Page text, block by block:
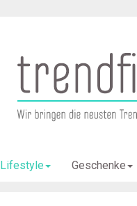
Lifestyle Geschenke